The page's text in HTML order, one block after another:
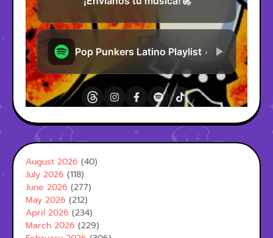
August 2026 (40)
July 2026 (118)
June 2026 (277)
May 2026 (212)
April 2026 (234)
March 2026 (229)